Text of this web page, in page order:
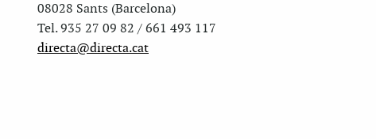
08028 Sants (Barcelona)
Tel. 935 27 09 82 / 661 493 117
directa@directa.cat